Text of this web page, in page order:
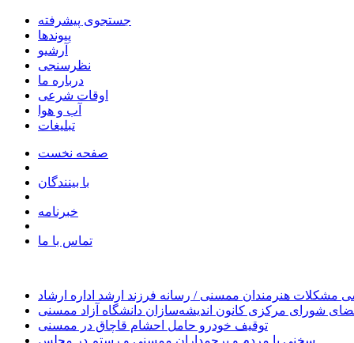
جستجوی پیشرفته
پیوندها
آرشیو
نظرسنجی
درباره ما
اوقات شرعی
آب و هوا
تبلیغات
صفحه نخست
با بینندگان
خبرنامه
تماس با ما
مشکلات هنرمندان ممسنی / رسانه فرزند ارشد اداره ارشاد
شورای مرکزی کانون اندیشه‌سازان دانشگاه آزاد ممسنی
توقیف خودرو حامل احشام قاچاق در ممسنی
سخنی با مردم و پرچمداران ممسنی و رستم در مجلس